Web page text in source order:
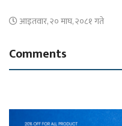
आइतवार, २० माघ, २०८१ गते
Comments